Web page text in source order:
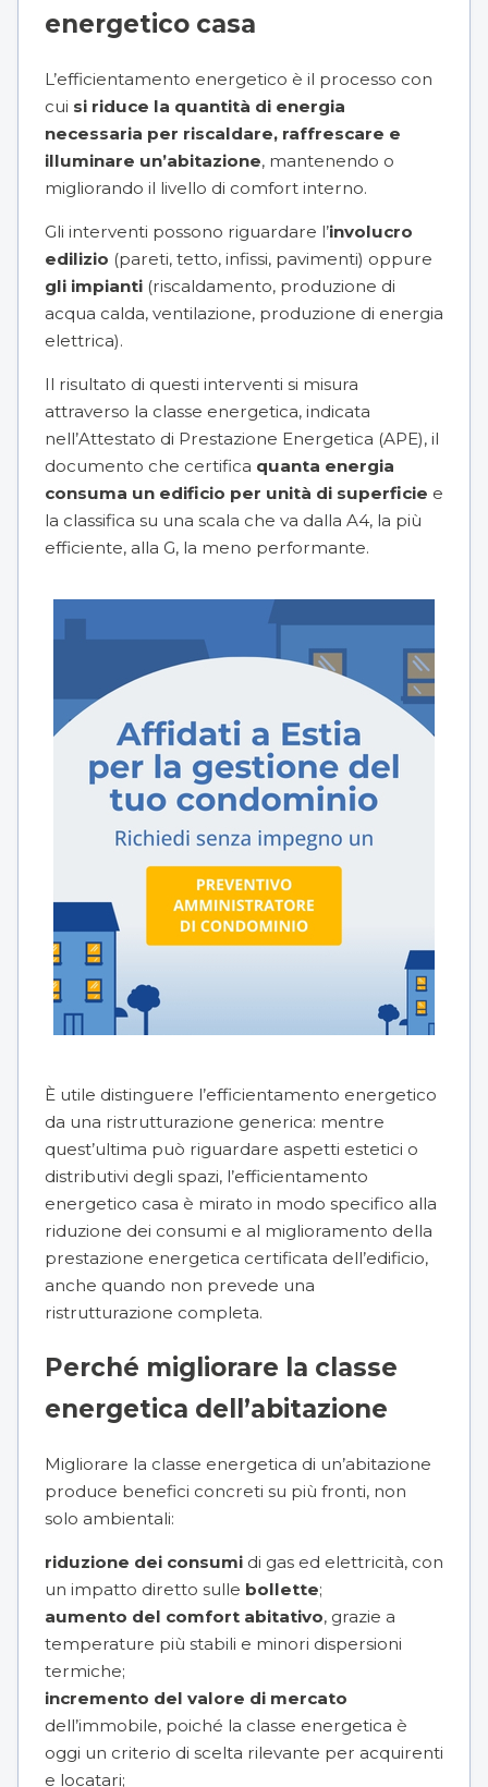
energetico casa
L’efficientamento energetico è il processo con
cui si riduce la quantità di energia
necessaria per riscaldare, raffrescare e
illuminare un’abitazione, mantenendo o
migliorando il livello di comfort interno.
Gli interventi possono riguardare l’involucro
edilizio (pareti, tetto, infissi, pavimenti) oppure
gli impianti (riscaldamento, produzione di
acqua calda, ventilazione, produzione di energia
elettrica).
Il risultato di questi interventi si misura
attraverso la classe energetica, indicata
nell’Attestato di Prestazione Energetica (APE), il
documento che certifica quanta energia
consuma un edificio per unità di superficie e
la classifica su una scala che va dalla A4, la più
efficiente, alla G, la meno performante.
È utile distinguere l’efficientamento energetico
da una ristrutturazione generica: mentre
quest’ultima può riguardare aspetti estetici o
distributivi degli spazi, l’efficientamento
energetico casa è mirato in modo specifico alla
riduzione dei consumi e al miglioramento della
prestazione energetica certificata dell’edificio,
anche quando non prevede una
ristrutturazione completa.
Perché migliorare la classe
energetica dell’abitazione
Migliorare la classe energetica di un’abitazione
produce benefici concreti su più fronti, non
solo ambientali:
riduzione dei consumi di gas ed elettricità, con
un impatto diretto sulle bollette;
aumento del comfort abitativo, grazie a
temperature più stabili e minori dispersioni
termiche;
incremento del valore di mercato
dell’immobile, poiché la classe energetica è
oggi un criterio di scelta rilevante per acquirenti
e locatari;